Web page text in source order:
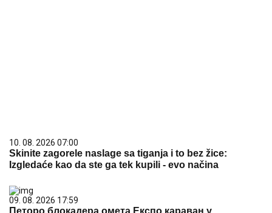
10. 08. 2026 07:00
Skinite zagorele naslage sa tiganja i to bez žice:
Izgledaće kao da ste ga tek kupili - evo načina
09. 08. 2026 17:59